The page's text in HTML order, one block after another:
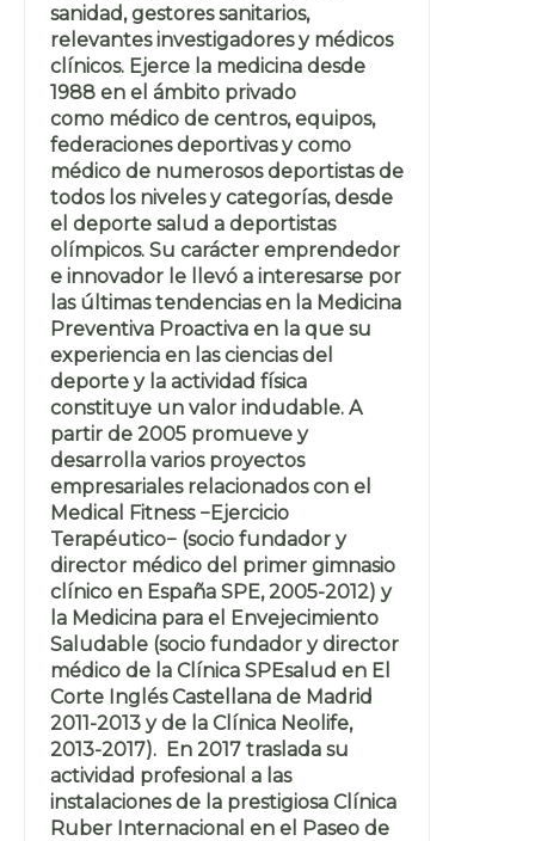
sanidad, gestores sanitarios,
relevantes investigadores y médicos
clínicos. Ejerce la medicina desde
1988 en el ámbito privado
como médico de centros, equipos,
federaciones deportivas y como
médico de numerosos deportistas de
todos los niveles y categorías, desde
el deporte salud a deportistas
olímpicos. Su carácter emprendedor
e innovador le llevó a interesarse por
las últimas tendencias en la Medicina
Preventiva Proactiva en la que su
experiencia en las ciencias del
deporte y la actividad física
constituye un valor indudable. A
partir de 2005 promueve y
desarrolla varios proyectos
empresariales relacionados con el
Medical Fitness −Ejercicio
Terapéutico− (socio fundador y
director médico del primer gimnasio
clínico en España SPE, 2005-2012) y
la Medicina para el Envejecimiento
Saludable (socio fundador y director
médico de la Clínica SPEsalud en El
Corte Inglés Castellana de Madrid
2011-2013 y de la Clínica Neolife,
2013-2017). En 2017 traslada su
actividad profesional a las
instalaciones de la prestigiosa Clínica
Ruber Internacional en el Paseo de